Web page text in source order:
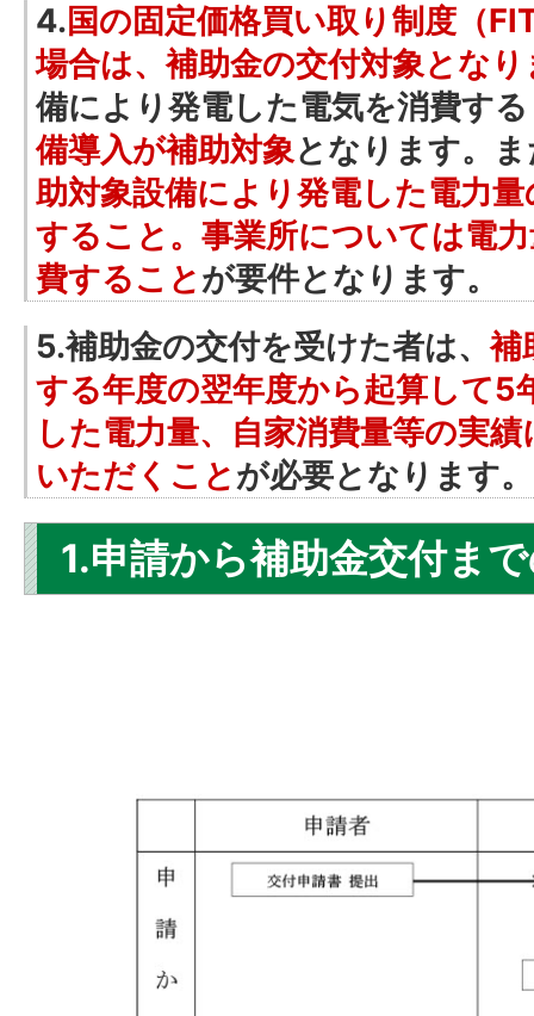
4.国の固定価格買い取り制度（
場合は、補助金の交付対象とな
備により発電した電気を消費する
備導入が補助対象となります。
助対象設備により発電した電力
すること。事業所については電
費することが要件となります。
5.補助金の交付を受けた者は、補
する年度の翌年度から起算して5
した電力量、自家消費量等の実
いただくことが必要となります。
1.申請から補助金交付ま